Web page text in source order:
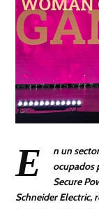
E
n un
ocupados
Secure
Schneider Electric,